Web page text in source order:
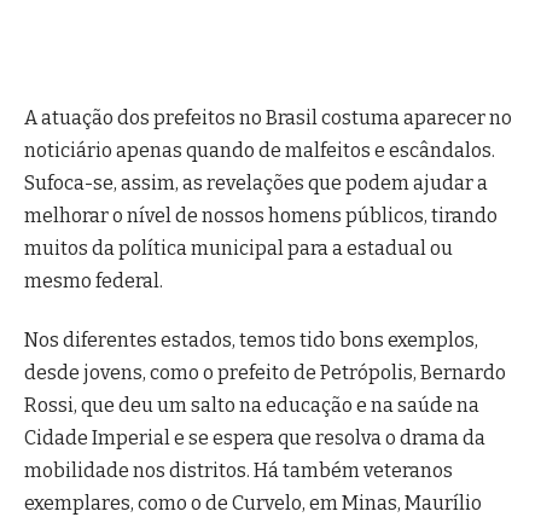
A atuação dos prefeitos no Brasil costuma aparecer no
noticiário apenas quando de malfeitos e escândalos.
Sufoca-se, assim, as revelações que podem ajudar a
melhorar o nível de nossos homens públicos, tirando
muitos da política municipal para a estadual ou
mesmo federal.
Nos diferentes estados, temos tido bons exemplos,
desde jovens, como o prefeito de Petrópolis, Bernardo
Rossi, que deu um salto na educação e na saúde na
Cidade Imperial e se espera que resolva o drama da
mobilidade nos distritos. Há também veteranos
exemplares, como o de Curvelo, em Minas, Maurílio